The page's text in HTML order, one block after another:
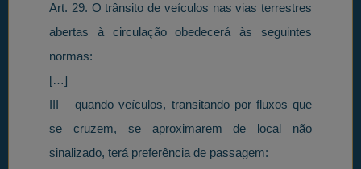
Art. 29. O trânsito de veículos nas vias terrestres
abertas à circulação obedecerá às seguintes
normas:
[…]
III – quando veículos, transitando por fluxos que
se cruzem, se aproximarem de local não
sinalizado, terá preferência de passagem: